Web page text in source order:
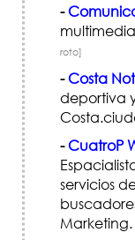
-
roto]
-Costa
deportiva
-CuatroP
servicios
Marketing.